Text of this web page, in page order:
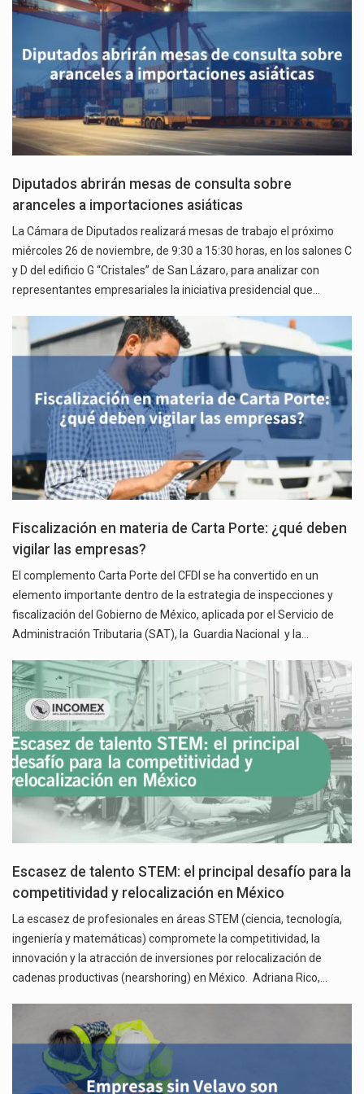
Diputados abrirán mesas de consulta sobre
aranceles a importaciones asiáticas
La Cámara de Diputados realizará mesas de trabajo el próximo
miércoles 26 de noviembre, de 9:30 a 15:30 horas, en los salones C
y D del edificio G “Cristales” de San Lázaro, para analizar con
representantes empresariales la iniciativa presidencial que…
Fiscalización en materia de Carta Porte: ¿qué deben
vigilar las empresas?
El complemento Carta Porte del CFDI se ha convertido en un
elemento importante dentro de la estrategia de inspecciones y
fiscalización del Gobierno de México, aplicada por el Servicio de
Administración Tributaria (SAT), la Guardia Nacional y la…
Escasez de talento STEM: el principal desafío para la
competitividad y relocalización en México
La escasez de profesionales en áreas STEM (ciencia, tecnología,
ingeniería y matemáticas) compromete la competitividad, la
innovación y la atracción de inversiones por relocalización de
cadenas productivas (nearshoring) en México. Adriana Rico,…